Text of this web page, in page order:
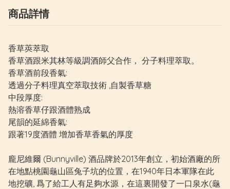
商品詳情
香草莢萃取
香草酒跟米其林等級調酒師父合作， 分子料理萃取。
香草酒前段香氣:
透過分子料理真空萃取技術 ,自製香草糖
中段厚度:
熱溶香草仔跟酒體熟成
尾韻的延綿香氣:
跟著19度酒體 增加香草香氣的厚度
龐尼維爾 (Bunnyville) 酒品牌於2013年創立，初始酒廠的所
在地點桃園龜山區兔子坑的位置，在1940年日本軍隊在此
地挖礦, 爲了給工人有足夠水源，在這裏開發了一口泉水(龜